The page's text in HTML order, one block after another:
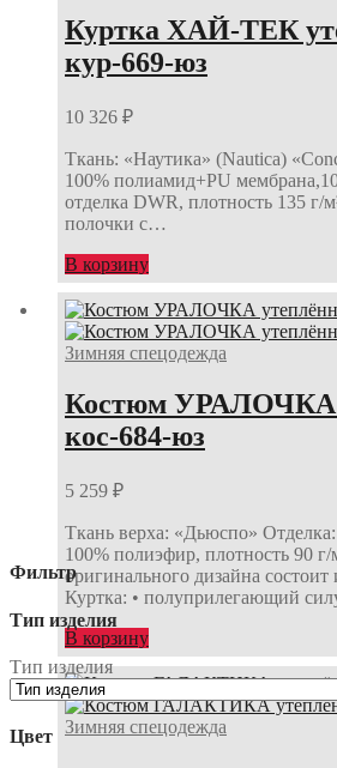
Куртка ХАЙ-ТЕК
кур-669-юз
10 326 ₽
Ткань: «Наутика» (Nautica)
100% полиамид+PU
отделка DWR, плотность 135 г/
полочки с…
В корзину
Зимняя спецодежда
Костюм УРАЛОЧКА
кос-684-юз
5 259 ₽
Ткань верха: «Дьюспо»
100% полиэфир, плотность 90
оригинального дизайна
Куртка: • полуприлегающий
В корзину
Зимняя спецодежда
Фильтр
Тип изделия
Тип изделия
Цвет